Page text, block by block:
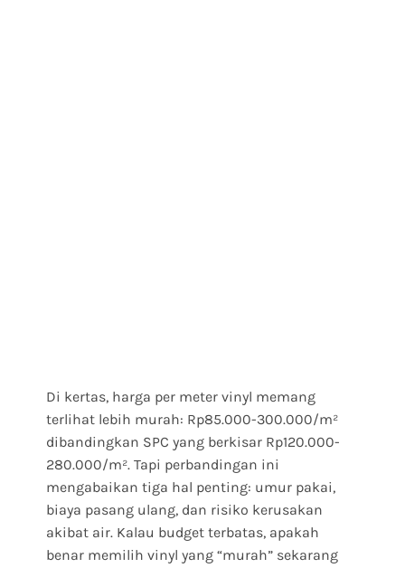
Di kertas, harga per meter vinyl memang
terlihat lebih murah: Rp85.000-300.000/m²
dibandingkan SPC yang berkisar Rp120.000-
280.000/m². Tapi perbandingan ini
mengabaikan tiga hal penting: umur pakai,
biaya pasang ulang, dan risiko kerusakan
akibat air. Kalau budget terbatas, apakah
benar memilih vinyl yang “murah” sekarang